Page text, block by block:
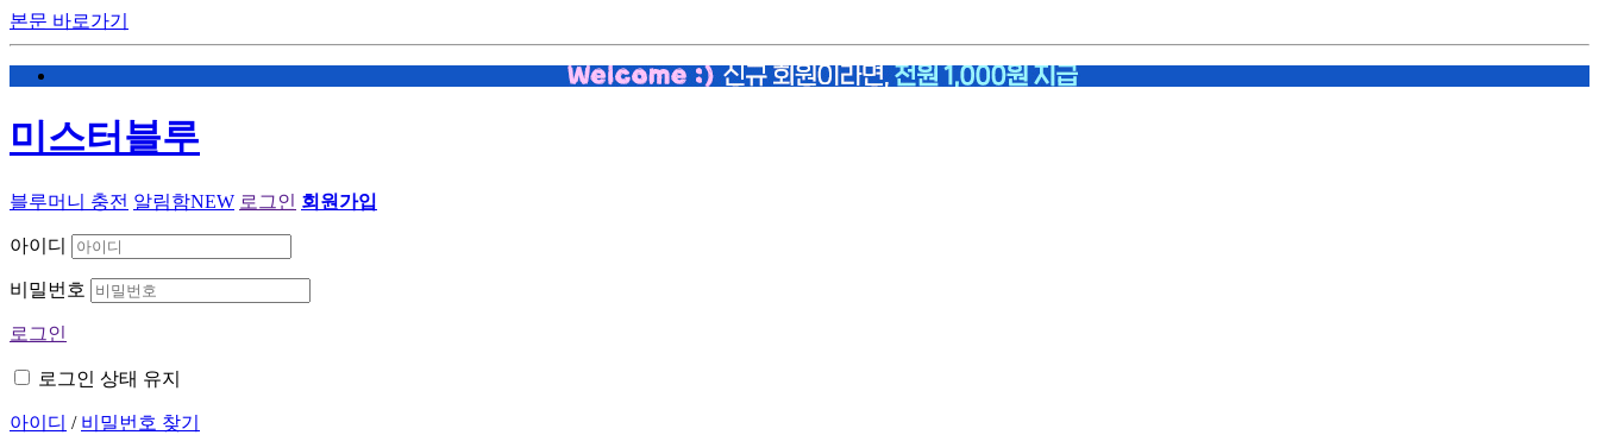
본문 바로가기
미스터블루
블루머니 충전 알림함NEW 로그인 회원가입
아이디
비밀번호
로그인
로그인 상태 유지
아이디 / 비밀번호 찾기